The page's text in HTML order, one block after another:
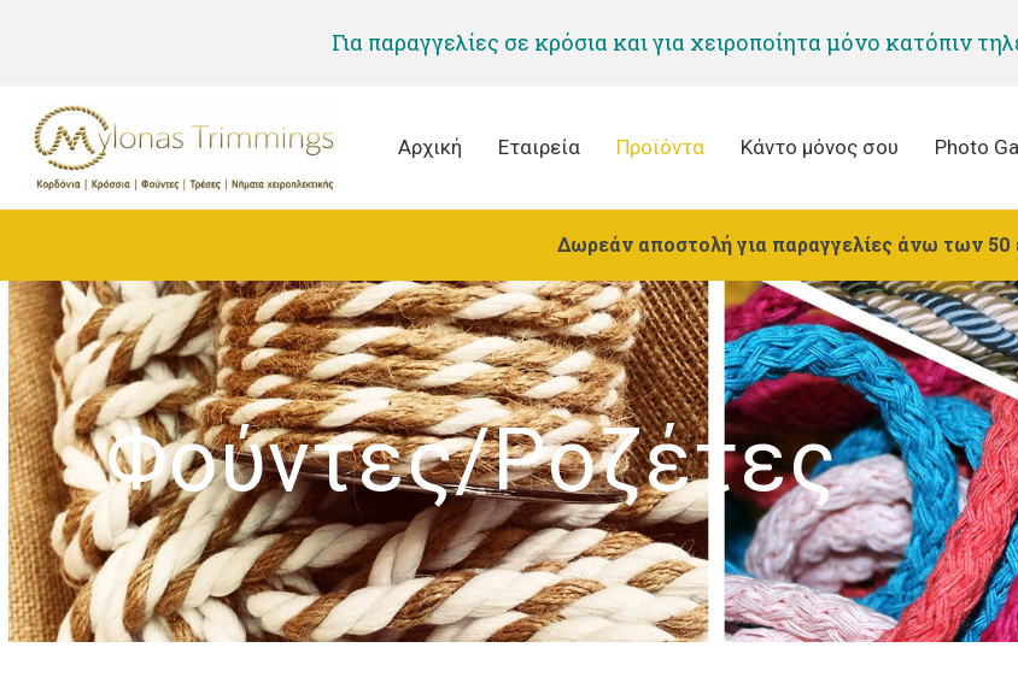
Για παραγγελίες σε κρόσια και για χειροποίητα μόνο κατόπιν
Αρχική Εταιρεία Προϊόντα Κάντο μόνος σου Photo
Δωρεάν αποστολή για παραγγελίες άνω των 50
Φούντες/Ροζέτες